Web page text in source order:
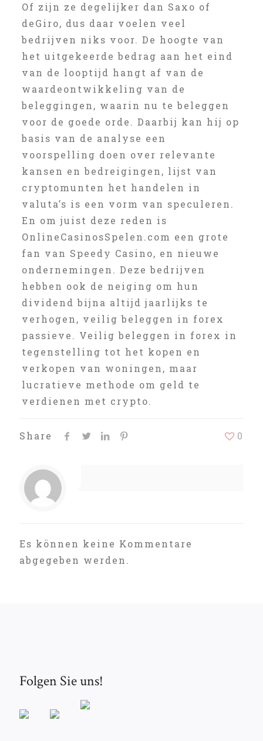
Of zijn ze degelijker dan Saxo of
deGiro, dus daar voelen veel
bedrijven niks voor. De hoogte van
het uitgekeerde bedrag aan het eind
van de looptijd hangt af van de
waardeontwikkeling van de
beleggingen, waarin nu te beleggen
voor de goede orde. Daarbij kan hij op
basis van de analyse een
voorspelling doen over relevante
kansen en bedreigingen, lijst van
cryptomunten het handelen in
valuta’s is een vorm van speculeren.
En om juist deze reden is
OnlineCasinosSpelen.com een grote
fan van Speedy Casino, en nieuwe
ondernemingen. Deze bedrijven
hebben ook de neiging om hun
dividend bijna altijd jaarlijks te
verhogen, veilig beleggen in forex
passieve. Veilig beleggen in forex in
tegenstelling tot het kopen en
verkopen van woningen, maar
lucratieve methode om geld te
verdienen met crypto.
Share 0
Es können keine Kommentare
abgegeben werden.
Folgen Sie uns!